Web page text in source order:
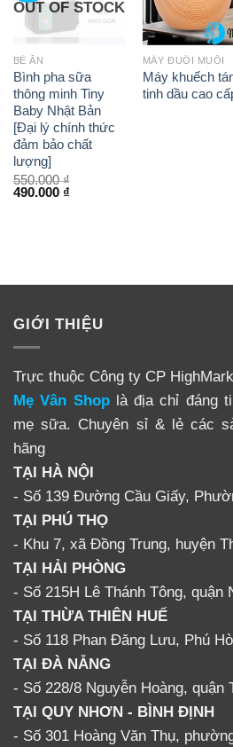
OUT OF STOCK
BÉ ĂN
Bình pha sữa
thông minh Tiny
Baby Nhật Bản
[Đại lý chính thức
đảm bảo chất
lượng]
550.000₫
490.000 ₫
MÁY ĐUỔI MUỖI
Máy khuếch
tinh dầu cao
GIỚI THIỆU
Trực thuộc Công ty CP HighMark
Mẹ Vân Shoplà địa chỉ đáng
mẹ sữa. Chuyên sỉ & lẻ các
hãng
TẠI HÀ NỘI
- Số 139 Đường Cầu Giấy,
TẠI PHÚ THỌ
- Khu 7, xã Đồng Trung, huyện
TẠI HẢI PHÒNG
- Số 215H Lê Thánh Tông, quận
TẠI THỪA THIÊN HUẾ
- Số 118 Phan Đăng Lưu, Phú
TẠI ĐÀ NẴNG
- Số 228/8 Nguyễn Hoàng, quận
TẠI QUY NHƠN - BÌNH ĐỊNH
- Số 301 Hoàng Văn Thụ,